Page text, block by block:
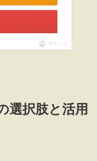
ポチップ
選択肢と活用